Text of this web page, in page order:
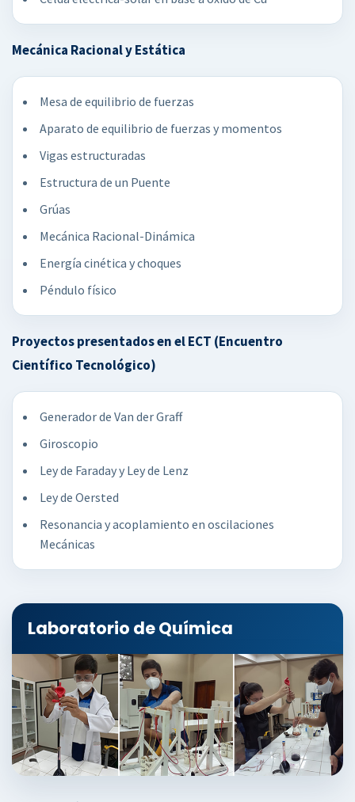
Mecánica Racional y Estática
Mesa de equilibrio de fuerzas
Aparato de equilibrio de fuerzas y momentos
Vigas estructuradas
Estructura de un Puente
Grúas
Mecánica Racional-Dinámica
Energía cinética y choques
Péndulo físico
Proyectos presentados en el ECT (Encuentro
Científico Tecnológico)
Generador de Van der Graff
Giroscopio
Ley de Faraday y Ley de Lenz
Ley de Oersted
Resonancia y acoplamiento en oscilaciones
Mecánicas
Laboratorio de Química